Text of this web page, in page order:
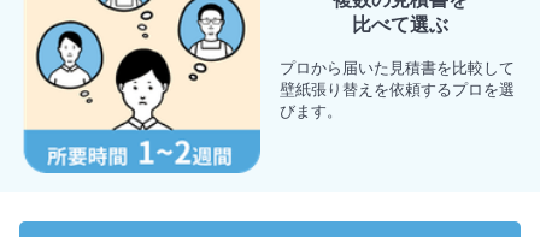
比べて選ぶ
プロから届いた見積書を比較して
壁紙張り替えを依頼するプロを選
びます。